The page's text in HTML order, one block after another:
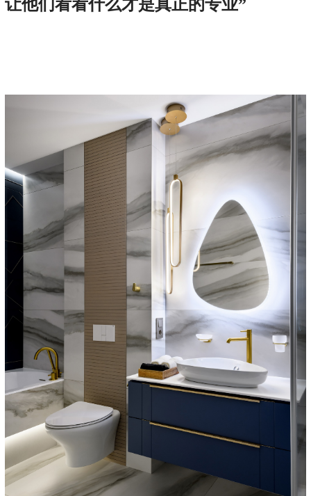
让他们看看什么才是真正的专业”